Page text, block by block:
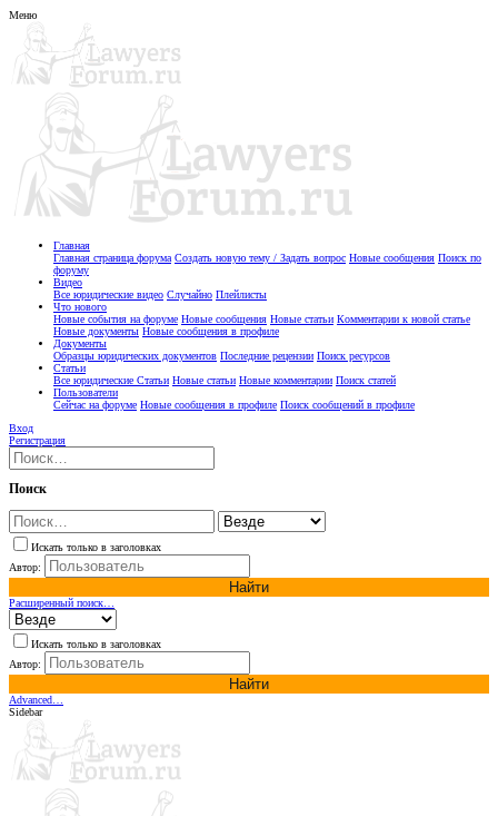
Меню
Главная
Главная страница форума Создать новую тему / Задать вопрос Новые сообщения Поиск по
форуму
Видео
Все юридические видео Случайно Плейлисты
Что нового
Новые события на форуме Новые сообщения Новые статьи Комментарии к новой статье
Новые документы Новые сообщения в профиле
Документы
Образцы юридических документов Последние рецензии Поиск ресурсов
Статьи
Все юридические Статьи Новые статьи Новые комментарии Поиск статей
Пользователи
Сейчас на форуме Новые сообщения в профиле Поиск сообщений в профиле
Вход
Регистрация
Поиск
Искать только в заголовках
Автор:
Найти
Расширенный поиск…
Искать только в заголовках
Автор:
Найти
Advanced…
Sidebar